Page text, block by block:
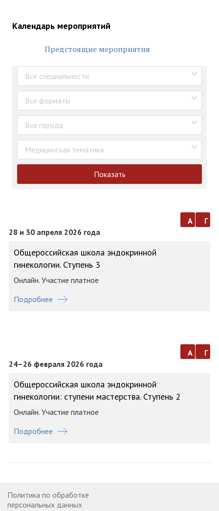
Календарь мероприятий
Предстоящие мероприятия
Все специальности
Все форматы
Все города
Медицинская тематика
Показать
28 и 30 апреля 2026 года
а г
Общероссийская школа эндокринной
гинекологии. Ступень 3
Онлайн. Участие платное
Подробнее
24–26 февраля 2026 года
а г
Общероссийская школа эндокринной
гинекологии: ступени мастерства. Ступень 2
Онлайн. Участие платное
Подробнее
Политика по обработке
персональных данных